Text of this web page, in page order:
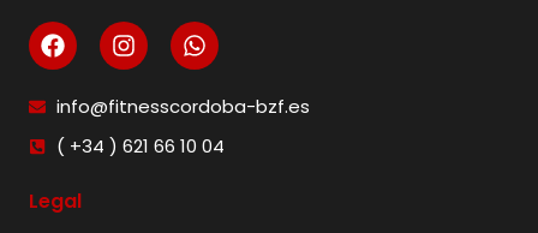
info@fitnesscordoba-bzf.es
( +34 ) 621 66 10 04
Legal